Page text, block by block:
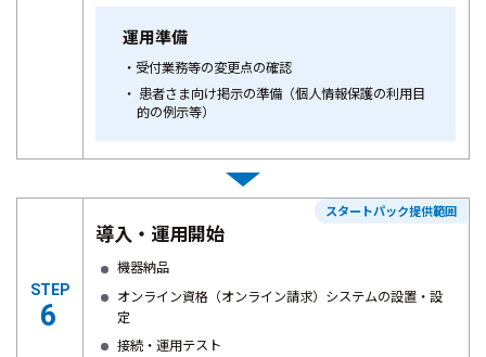
運用準備
受付業務等の変更点の確認
患者さま向け掲示の準備（個人情報保護の利用目
的の例示等）
スタートパック提供範囲
STEP
6
導入・運用開始
機器納品
オンライン資格（オンライン請求）システムの設置・設
定
接続・運用テスト